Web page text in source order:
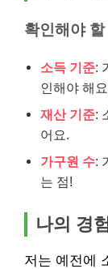
확인해야
소득 기준:
인해야 해
재산 기준:
어요.
가구원 수:
는 점!
나의 경험
저는 예전에